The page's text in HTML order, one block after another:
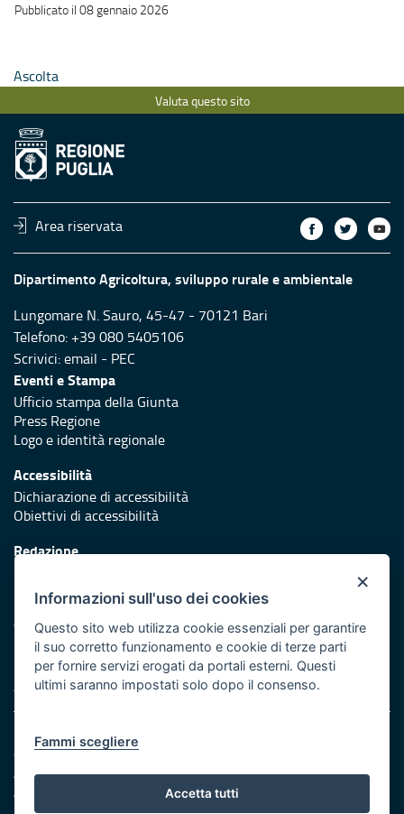
Pubblicato il 08 gennaio 2026
Ascolta
Valuta questo sito
Area riservata
Dipartimento Agricoltura, sviluppo rurale e ambientale
Lungomare N. Sauro, 45-47 - 70121 Bari
Telefono: +39 080 5405106
Scrivici:email - PEC
Eventi e Stampa
Ufficio stampa della Giunta
Press Regione
Logo e identità regionale
Accessibilità
Dichiarazione di accessibilità
Obiettivi di accessibilità
Redazione
Protezione civile
Vai al sito di Protezione Civile Puglia
Iniziativa finanziata con risorse del POR Puglia 2014/2020 -
Asse XI
Note legali
Cookie e privacy
Amministrazione trasparente
Atti di notifica
×
Informazioni sull'uso dei cookies
Questo sito web utilizza cookie essenziali per garantire
il suo corretto funzionamento e cookie di terze parti
per fornire servizi erogati da portali esterni. Questi
ultimi saranno impostati solo dopo il consenso.
Fammi scegliere
Accetta tutti